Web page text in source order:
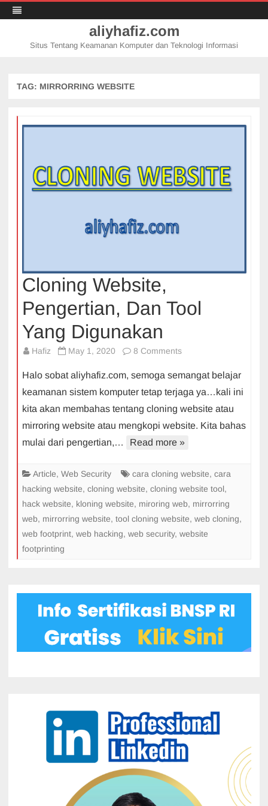
aliyhafiz.com
Situs Tentang Keamanan Komputer dan Teknologi Informasi
TAG: MIRRORRING WEBSITE
Cloning Website,
Pengertian, Dan Tool
Yang Digunakan
Hafiz May 1, 2020 8 Commentson
Website,
Pengertian,
Dan
Tool
Yang
Halo sobat aliyhafiz.com, semoga semangat belajar
keamanan sistem komputer tetap terjaga ya…kali ini
kita akan membahas tentang cloning website atau
mirroring website atau mengkopi website. Kita bahas
mulai dari pengertian,…
Read more »
Article, Web Security cara cloning website, cara
hacking website, cloning website, cloning website tool,
hack website, kloning website, miroring web, mirrorring
web, mirrorring website, tool cloning website, web cloning,
web footprint, web hacking, web security, website
footprinting